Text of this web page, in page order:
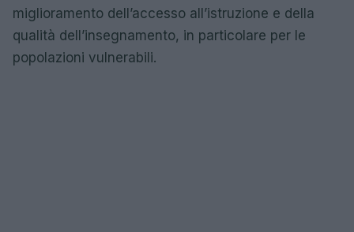
miglioramento dell’accesso all’istruzione e della
qualità dell’insegnamento, in particolare per le
popolazioni vulnerabili.